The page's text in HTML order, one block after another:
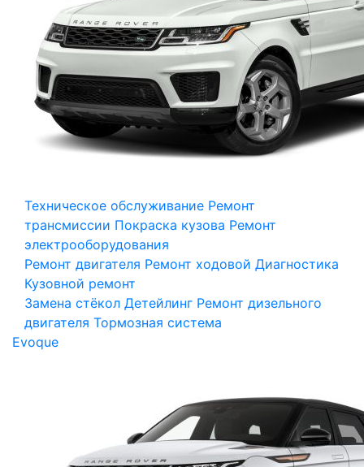
Техническое обслуживание Ремонт
трансмиссии Покраска кузова Ремонт
электрооборудования
Ремонт двигателя Ремонт ходовой Диагностика
Кузовной ремонт
Замена стёкол Детейлинг Ремонт дизельного
двигателя Тормозная система
Evoque